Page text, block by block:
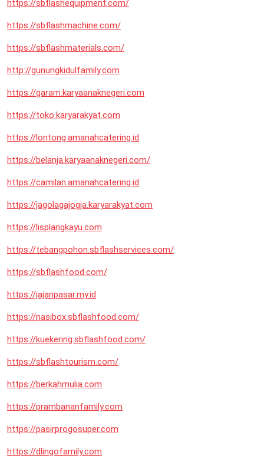
https://sbflashequipment.com/
https://sbflashmachine.com/
https://sbflashmaterials.com/
http://gunungkidulfamily.com
https://garam.karyaanaknegeri.com
https://toko.karyarakyat.com
https://lontong.amanahcatering.id
https://belanja.karyaanaknegeri.com/
https://camilan.amanahcatering.id
https://jagolagajogja.karyarakyat.com
https://lisplangkayu.com
https://tebangpohon.sbflashservices.com/
https://sbflashfood.com/
https://jajanpasar.my.id
https://nasibox.sbflashfood.com/
https://kuekering.sbflashfood.com/
https://sbflashtourism.com/
https://berkahmulia.com
https://prambananfamily.com
https://pasirprogosuper.com
https://dlingofamily.com